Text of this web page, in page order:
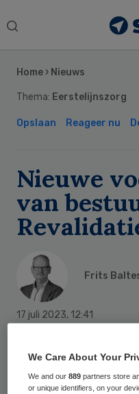
Search
Home › Nieuws
Thema: Eerstelijnszorg
Opslaan Reageer nu
Nieuwe
van
Frits
17 juli 2023, 12:41
Yvette van Horn is
2024 benoemd
Sidebar
We Care About Your
We and our889 partners store
or unique identifiers, on your